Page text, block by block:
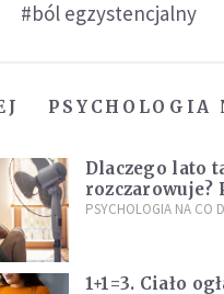
#ból egzystencjalny
PSYCHOLOGIA
Dlaczego lato
rozczarowuje?
wyjaśnia, skąd
PSYCHOLOGIA NA CO
1+1=3. Ciało